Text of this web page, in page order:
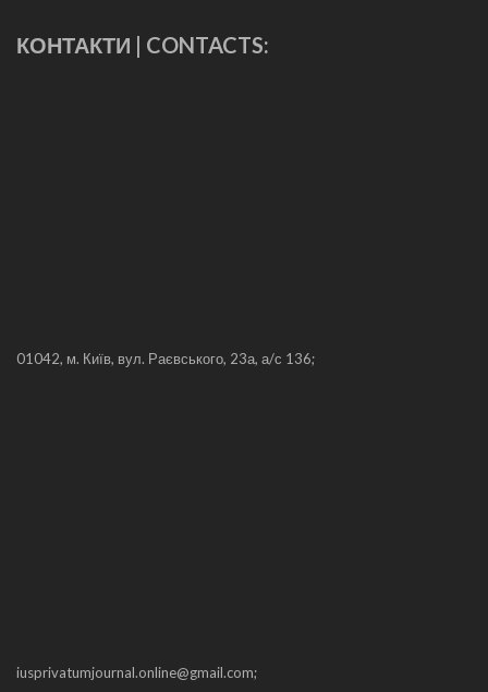
КОНТАКТИ | CONTACTS:
01042, м. Київ, вул. Раєвського, 23а, а/с 136;
iusprivatumjournal.online@gmail.com;